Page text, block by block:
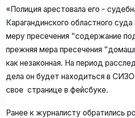
«Полиция арестовала его -
Карагандинского областного
меру пресечения "содержание
прежняя мера пресечения
как незаконная. На период
дела он будет находиться в
свое странице в фейсбуке.
Ранее к журналисту обратились